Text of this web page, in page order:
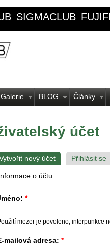
SIGMACLUB
Galerie BLOG Články
účet
nový účet Přihlásit se
o účtu
*
mezer je povoleno; interpunkce
mailová adresa: *